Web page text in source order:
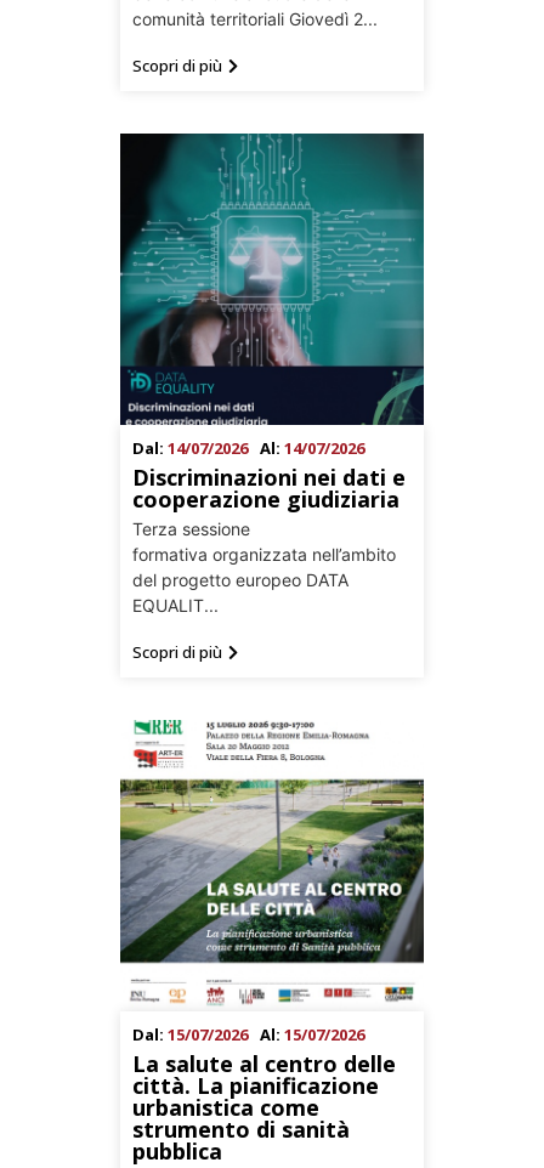
comunità territoriali Giovedì 2...
Scopri di più
Dal: 14/07/2026 Al: 14/07/2026
Discriminazioni nei dati e
cooperazione giudiziaria
Terza sessione
formativa organizzata nell’ambito
del progetto europeo DATA
EQUALIT...
Scopri di più
Dal: 15/07/2026 Al: 15/07/2026
La salute al centro delle
città. La pianificazione
urbanistica come
strumento di sanità
pubblica